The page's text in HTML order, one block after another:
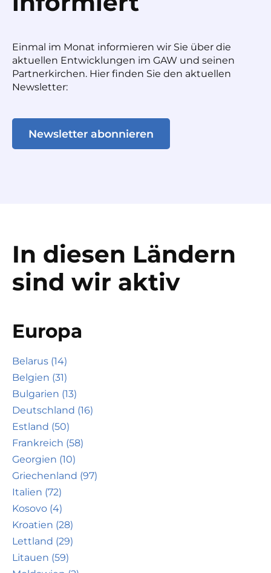
Einmal im Monat informieren wir Sie über die
aktuellen Entwicklungen im GAW und seinen
Partnerkirchen. Hier finden Sie den aktuellen
Newsletter:
Newsletter abonnieren
In diesen Ländern
sind wir aktiv
Europa
Belarus (14)
Belgien (31)
Bulgarien (13)
Deutschland (16)
Estland (50)
Frankreich (58)
Georgien (10)
Griechenland (97)
Italien (72)
Kosovo (4)
Kroatien (28)
Lettland (29)
Litauen (59)